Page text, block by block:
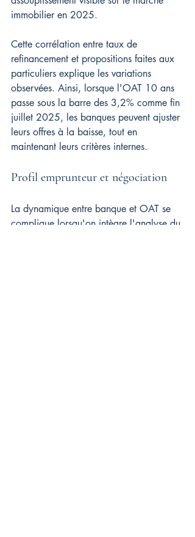
immobilier en 2025.
Cette corrélation entre taux de
refinancement et propositions faites aux
particuliers explique les variations
observées. Ainsi, lorsque l'OAT 10 ans
passe sous la barre des 3,2% comme fin
juillet 2025, les banques peuvent ajuster
leurs offres à la baisse, tout en
maintenant leurs critères internes.
Profil emprunteur et négociation
La dynamique entre banque et OAT se
complique lorsqu'on intègre l'analyse du